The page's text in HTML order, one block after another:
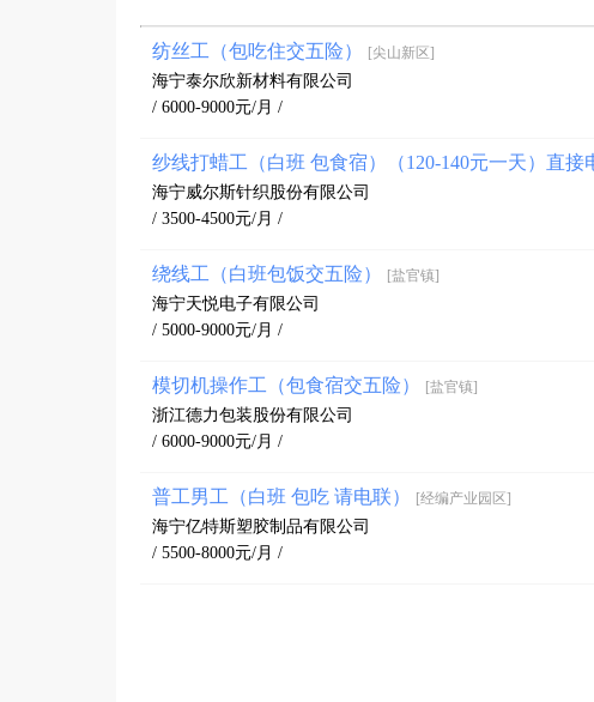
纺丝工（包吃住交五险） [尖山新区]
海宁泰尔欣新材料有限公司
/ 6000-9000元/月 /
纱线打蜡工（白班 包食宿）（120-140元一天）直接
海宁威尔斯针织股份有限公司
/ 3500-4500元/月 /
绕线工（白班包饭交五险） [盐官镇]
海宁天悦电子有限公司
/ 5000-9000元/月 /
模切机操作工（包食宿交五险） [盐官镇]
浙江德力包装股份有限公司
/ 6000-9000元/月 /
普工男工（白班 包吃 请电联） [经编产业园区]
海宁亿特斯塑胶制品有限公司
/ 5500-8000元/月 /